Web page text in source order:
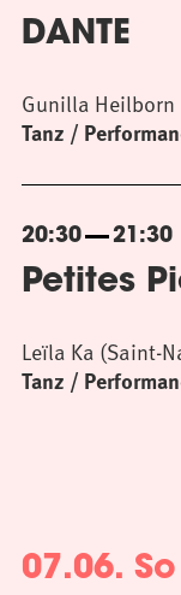
DANTE
Tanz /
Gunilla
20:30 21:30
Petites
Tanz /
Leïla Ka (Saint-
07.06. So